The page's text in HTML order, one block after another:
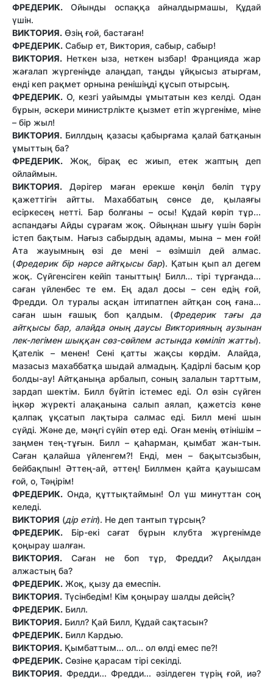
ФРЕДЕРИК. Ойынды оспаққа айналдырмашы, Құдай
үшін.
ВИКТОРИЯ. Өзің ғой, бастаған!
ФРЕДЕРИК. Сабыр ет, Виктория, сабыр, сабыр!
ВИКТОРИЯ. Неткен ыза, неткен ызбар! Францияда жар
жағалап жүргеніңде алаңдап, таңды ұйқысыз атырғам,
енді кеп рақмет орнына ренішіңді құсып отырсың.
ФРЕДЕРИК. О, кезгі уайымды ұмытатын кез келді. Одан
бұрын, әскери министрлікте қызмет етіп жүргеніме, міне
– бір жыл!
ВИКТОРИЯ. Биллдың қазасы қабырғама қалай батқанын
ұмыттың ба?
ФРЕДЕРИК. Жоқ, бірақ ес жиып, етек жаптың деп
ойлаймын.
ВИКТОРИЯ. Дәрігер маған ерекше көңіл бөліп тұру
қажеттігін айтты. Махаббатың сөнсе де, қылаяғы
есіркесең нетті. Бар болғаны – осы! Құдай көріп тұр...
аспандағы Айды сұрағам жоқ. Ойыңнан шығу үшін бәрін
істеп бақтым. Нағыз сабырдың адамы, мына – мен ғой!
Ата жауымның өзі де мені – өзімшіл дей алмас.
(Фредерик бір нәрсе айтқысы бар). Қатын қып ал дегем
жоқ. Сүйгенсіген кейіп таныттың! Билл... тірі тұрғанда...
саған үйленбес те ем. Ең адал досы – сен едің ғой,
Фредди. Ол туралы асқан ілтипатпен айтқан соң ғана...
саған шын ғашық боп қалдым. (Фредерик тағы да
айтқысы бар, алайда оның даусы Викторияның аузынан
лек-легімен шыққан сөз-сөйлем астында көміліп жатты).
Қателік – менен! Сені қатты жақсы көрдім. Алайда,
мазасыз махаббатқа шыдай алмадың. Қадірлі басым қор
болды-ау! Айтқаныңа арбалып, соның залалын тарттым,
зардап шектім. Билл бүйтіп істемес еді. Ол өзін сүйген
іңкәр жүректі алақанына салып аялап, қажетсіз көне
қалпақ ұқсатып лақтыра салмас еді. Билл мені шын
сүйді. Және де, мәңгі сүйіп өтер еді. Оған менің өтінішім –
заңмен тең-тұғын. Билл – қаһарман, қымбат жан-тын.
Саған қалайша үйленгем?! Енді, мен – бақытсызбын,
бейбақпын! Әттең-ай, әттең! Биллмен қайта қауышсам
ғой, о, Тәңірім!
ФРЕДЕРИК. Онда, құттықтаймын! Ол үш минуттан соң
келеді.
ВИКТОРИЯ (дір етіп). Не деп тантып тұрсың?
ФРЕДЕРИК. Бір-екі сағат бұрын клубта жүргенімде
қоңырау шалған.
ВИКТОРИЯ.
Саған не боп тұр, Фредди? Ақылдан
алжастың ба?
ФРЕДЕРИК. Жоқ, қызу да емеспін.
ВИКТОРИЯ. Түсінбедім! Кім қоңырау шалды дейсің?
ФРЕДЕРИК. Билл.
ВИКТОРИЯ. Билл? Қай Билл, Құдай сақтасын?
ФРЕДЕРИК. Билл Кардью.
ВИКТОРИЯ. Қымбаттым... ол... ол өлді емес пе?!
ФРЕДЕРИК. Сөзіне қарасам тірі секілді.
ВИКТОРИЯ. Фредди... Фредди... әзілдеген түрің ғой, иә?